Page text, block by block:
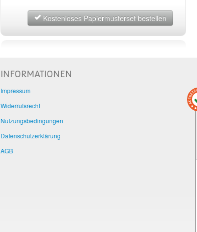
Kostenloses Papiermusterset bestellen
INFORMATIONEN
Impressum
Widerrufsrecht
Nutzungsbedingungen
Datenschutzerklärung
AGB